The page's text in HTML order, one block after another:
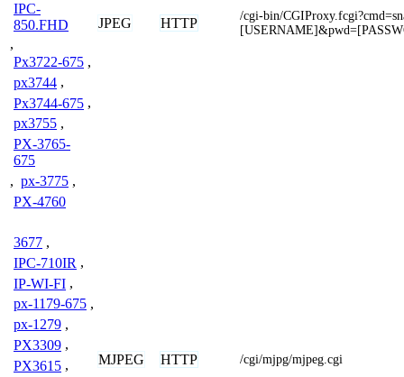
IPC-
850.FHD
,
Px3722-675 ,
px3744 ,
Px3744-675 ,
px3755 ,
PX-3765-
675
, px-3775 ,
PX-4760
JPEG HTTP
/cgi-bin/
3677 ,
IPC-710IR ,
IP-WI-FI ,
px-1179-675 ,
px-1279 ,
PX3309 ,
PX3615 ,
MJPEG HTTP /cgi/mjpg/mjpeg.cgi